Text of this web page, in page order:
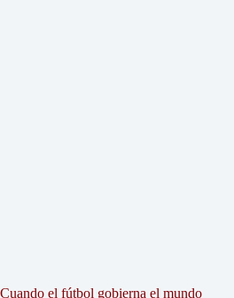
Cuando el fútbol gobierna el mundo